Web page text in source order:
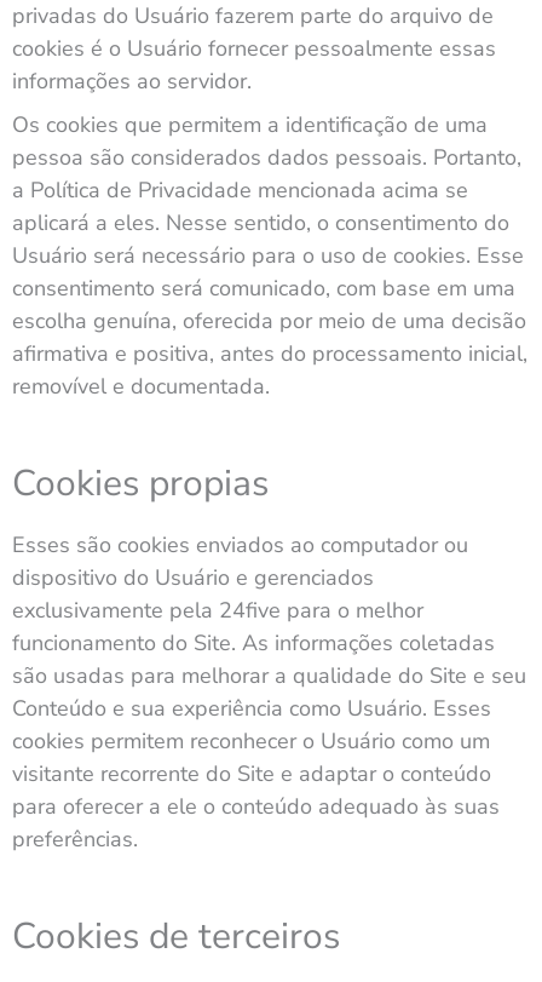
privadas do Usuário fazerem parte do arquivo de
cookies é o Usuário fornecer pessoalmente essas
informações ao servidor.
Os cookies que permitem a identificação de uma
pessoa são considerados dados pessoais. Portanto,
a Política de Privacidade mencionada acima se
aplicará a eles. Nesse sentido, o consentimento do
Usuário será necessário para o uso de cookies. Esse
consentimento será comunicado, com base em uma
escolha genuína, oferecida por meio de uma decisão
afirmativa e positiva, antes do processamento inicial,
removível e documentada.
Cookies propias
Esses são cookies enviados ao computador ou
dispositivo do Usuário e gerenciados
exclusivamente pela 24five para o melhor
funcionamento do Site. As informações coletadas
são usadas para melhorar a qualidade do Site e seu
Conteúdo e sua experiência como Usuário. Esses
cookies permitem reconhecer o Usuário como um
visitante recorrente do Site e adaptar o conteúdo
para oferecer a ele o conteúdo adequado às suas
preferências.
Cookies de terceiros